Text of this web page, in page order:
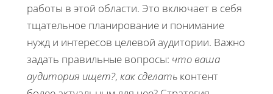
работы в этой области. Это включает в себя
тщательное планирование и понимание
нужд и интересов целевой аудитории. Важно
задать правильные вопросы: что ваша
аудитория ищет?, как сделать контент